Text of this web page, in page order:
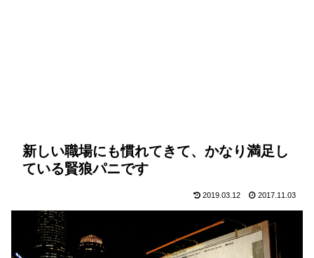
新しい職場にも慣れてきて、かなり満足し
ている賢狼パニです
2019.03.12 2017.11.03